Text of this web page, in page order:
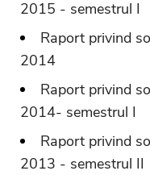
2015 - semestrul I
Raport privind
2014
Raport privind
2014- semestrul I
Raport privind
2013 - semestrul II